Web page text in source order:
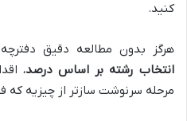
کنید.
هرگز بدون مطالعه دقیق
انتخاب رشته بر اساس درصد،
مرحله سرنوشت سازتر از چیزیه که